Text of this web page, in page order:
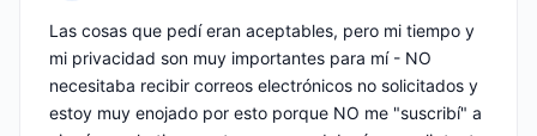
Las cosas que pedí eran aceptables, pero mi tiempo y
mi privacidad son muy importantes para mí - NO
necesitaba recibir correos electrónicos no solicitados y
estoy muy enojado por esto porque NO me "suscribí" a